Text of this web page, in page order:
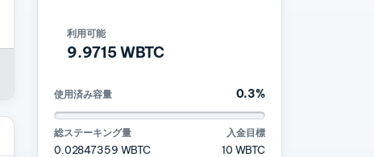
利用可能
9.9715 WBTC
使用済み容量 0.3%
総ステーキング量
0.02847359 WBTC
入金目標
10 WBTC